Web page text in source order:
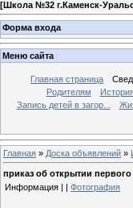
[Школа №32 г.Каменск-
Форма входа
Меню сайта
Главная страница
Родителям
Запись детей в загор...
Главная » Доска объявлений »
приказ об открытии первого
Информация | | Фотография